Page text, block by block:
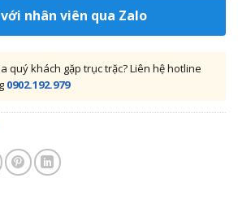
nhân viên qua Zalo
quý khách gặp trục trặc? Liên hệ hotline
0902.192.979